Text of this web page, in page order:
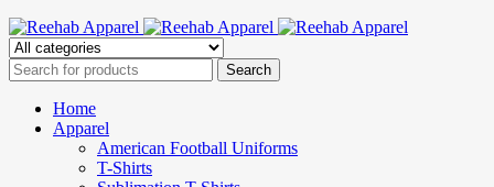
Home
Apparel
American Football Uniforms
T-Shirts